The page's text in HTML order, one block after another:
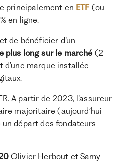
principalement en ETF (ou
en ligne.
de bénéficier d’un
plus long sur le marché (2
marque installée
A partir de 2023, l’assureur
majoritaire (aujourd’hui
départ des fondateurs
Olivier Herbout et Samy